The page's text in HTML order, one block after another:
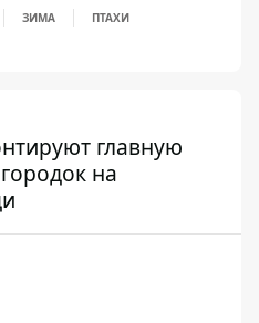
ЗИМА ПТАХИ
главную
на